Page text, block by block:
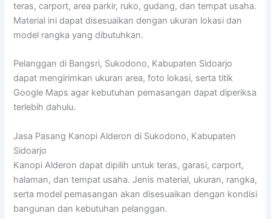
teras, carport, area parkir, ruko, gudang, dan tempat usaha.
Material ini dapat disesuaikan dengan ukuran lokasi dan
model rangka yang dibutuhkan.
Pelanggan di Bangsri, Sukodono, Kabupaten Sidoarjo
dapat mengirimkan ukuran area, foto lokasi, serta titik
Google Maps agar kebutuhan pemasangan dapat diperiksa
terlebih dahulu.
Jasa Pasang Kanopi Alderon di Sukodono, Kabupaten
Sidoarjo
Kanopi Alderon dapat dipilih untuk teras, garasi, carport,
halaman, dan tempat usaha. Jenis material, ukuran, rangka,
serta model pemasangan akan disesuaikan dengan kondisi
bangunan dan kebutuhan pelanggan.